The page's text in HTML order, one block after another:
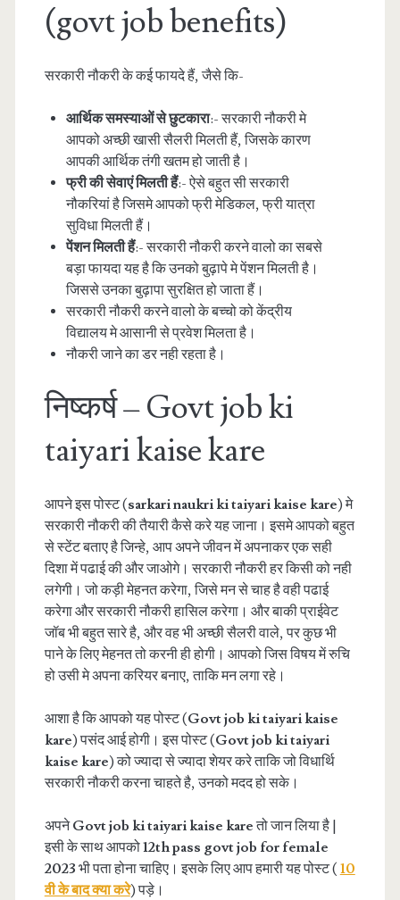
(govt job benefits)
सरकारी नौकरी के कई फायदे हैं, जैसे कि-
आर्थिक समस्याओं से छुटकारा:- सरकारी नौकरी मे
आपको अच्छी खासी सैलरी मिलती हैं, जिसके कारण
आपकी आर्थिक तंगी खतम हो जाती है।
फ्री की सेवाएं मिलती हैं:- ऐसे बहुत सी सरकारी
नौकरियां है जिसमे आपको फ्री मेडिकल, फ्री यात्रा
सुविधा मिलती हैं।
पेंशन मिलती हैं:- सरकारी नौकरी करने वालो का सबसे
बड़ा फायदा यह है कि उनको बुढ़ापे मे पेंशन मिलती है।
जिससे उनका बुढ़ापा सुरक्षित हो जाता हैं।
सरकारी नौकरी करने वालो के बच्चो को केंद्रीय
विद्यालय मे आसानी से प्रवेश मिलता है।
नौकरी जाने का डर नही रहता है।
निष्कर्ष – Govt job ki
taiyari kaise kare
आपने इस पोस्ट (sarkari naukri ki taiyari kaise kare) मे
सरकारी नौकरी की तैयारी कैसे करे यह जाना। इसमे आपको बहुत
से स्टेंट बताए है जिन्हे, आप अपने जीवन में अपनाकर एक सही
दिशा में पढाई की और जाओगे। सरकारी नौकरी हर किसी को नही
लगेगी। जो कड़ी मेहनत करेगा, जिसे मन से चाह है वही पढाई
करेगा और सरकारी नौकरी हासिल करेगा। और बाकी प्राईवेट
जॉब भी बहुत सारे है, और वह भी अच्छी सैलरी वाले, पर कुछ भी
पाने के लिए मेहनत तो करनी ही होगी। आपको जिस विषय में रुचि
हो उसी मे अपना करियर बनाए, ताकि मन लगा रहे।
आशा है कि आपको यह पोस्ट (Govt job ki taiyari kaise
kare) पसंद आई होगी। इस पोस्ट (Govt job ki taiyari
kaise kare) को ज्यादा से ज्यादा शेयर करे ताकि जो विधार्थि
सरकारी नौकरी करना चाहते है, उनको मदद हो सके।
अपनेGovt job ki taiyari kaise kareतो जान लिया है |
इसी के साथ आपको12th pass govt job for female
2023 भी पता होना चाहिए। इसके लिए आप हमारी यह पोस्ट ( 10
वी के बाद क्या करे) पड़े।